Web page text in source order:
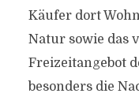
Käufer dort
Natur sowie das
Freizeitangebot
besonders die